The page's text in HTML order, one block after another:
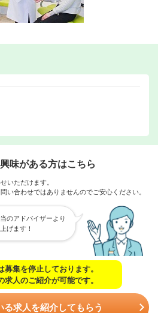
味がある方はこちら
いただけます。
い合わせではありませんのでご安心ください。
のアドバイザーより
げます！
募集を停止しております。
求人のご紹介が可能です。
る求人を紹介してもらう